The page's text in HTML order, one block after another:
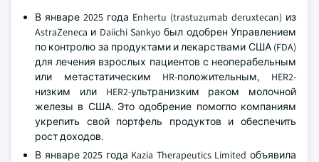
В январе 2025 года Enhertu (trastuzumab deruxtecan) из
AstraZeneca и Daiichi Sankyo был одобрен Управлением
по контролю за продуктами и лекарствами США (FDA)
для лечения взрослых пациентов с неоперабельным
или метастатическим HR-положительным, HER2-
низким или HER2-ультранизким раком молочной
железы в США. Это одобрение помогло компаниям
укрепить свой портфель продуктов и обеспечить
рост доходов.
В январе 2025 года Kazia Therapeutics Limited объявила